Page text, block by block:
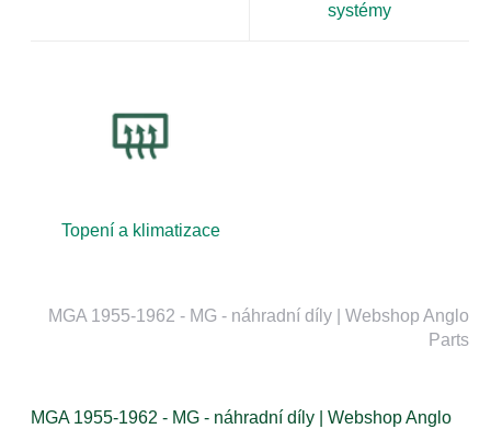
systémy
Topení a klimatizace
MGA 1955-1962 - MG - náhradní díly | Webshop Anglo
Parts
MGA 1955-1962 - MG - náhradní díly | Webshop Anglo